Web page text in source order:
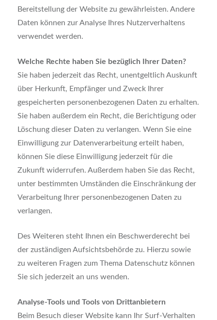
Bereitstellung der Website zu gewährleisten. Andere
Daten können zur Analyse Ihres Nutzerverhaltens
verwendet werden.
Welche Rechte haben Sie bezüglich Ihrer Daten?
Sie haben jederzeit das Recht, unentgeltlich Auskunft
über Herkunft, Empfänger und Zweck Ihrer
gespeicherten personenbezogenen Daten zu erhalten.
Sie haben außerdem ein Recht, die Berichtigung oder
Löschung dieser Daten zu verlangen. Wenn Sie eine
Einwilligung zur Datenverarbeitung erteilt haben,
können Sie diese Einwilligung jederzeit für die
Zukunft widerrufen. Außerdem haben Sie das Recht,
unter bestimmten Umständen die Einschränkung der
Verarbeitung Ihrer personenbezogenen Daten zu
verlangen.
Des Weiteren steht Ihnen ein Beschwerderecht bei
der zuständigen Aufsichtsbehörde zu. Hierzu sowie
zu weiteren Fragen zum Thema Datenschutz können
Sie sich jederzeit an uns wenden.
Analyse-Tools und Tools von Drittanbietern
Beim Besuch dieser Website kann Ihr Surf-Verhalten